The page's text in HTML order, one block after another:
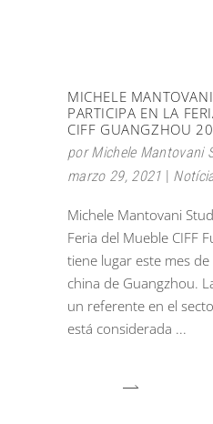
MICHELE
PARTICIPA EN LA
CIFF GUANGZHOU
porMichele Mantovani
marzo 29, 2021
Michele Mantovani
Feria del Mueble CIFF
tiene lugar este mes
china de Guangzhou.
un referente en el
está considerada